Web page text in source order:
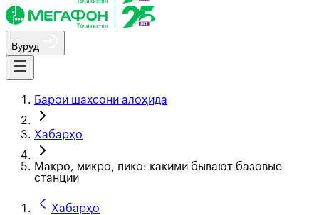
Вуруд
Барои шахсони алоҳида
Хабарҳо
Макро, микро, пико: какими бывают базовые
станции
Хабарҳо